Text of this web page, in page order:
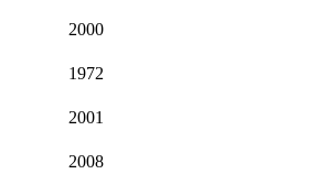
2000
1972
2001
2008